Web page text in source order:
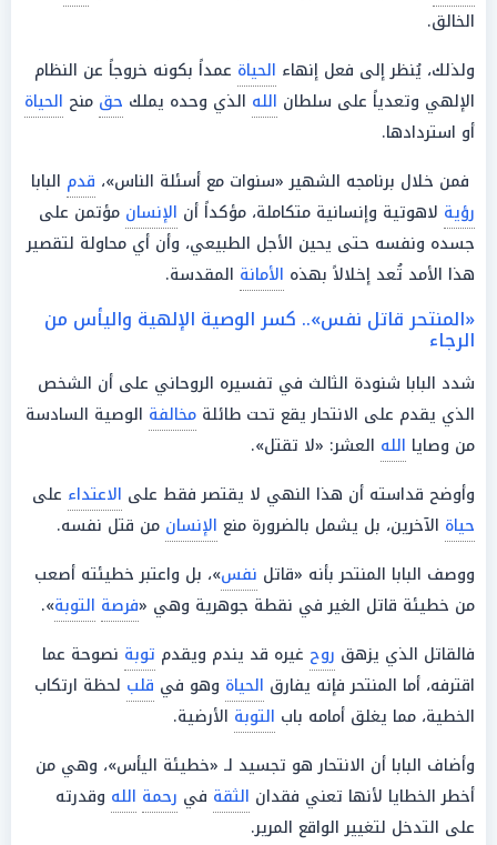
الخالق.
ولذلك، يُنظر إلى فعل إنهاء الحياة عمداً بكونه خروجاً عن النظام
الإلهي وتعدياً على سلطان الله الذي وحده يملك حق منح الحياة
أو استردادها.
فمن خلال برنامجه الشهير «سنوات مع أسئلة الناس»، قدم البابا
رؤية لاهوتية وإنسانية متكاملة، مؤكداً أن الإنسان مؤتمن على
جسده ونفسه حتى يحين الأجل الطبيعي، وأن أي محاولة لتقصير
هذا الأمد تُعد إخلالاً بهذه الأمانة المقدسة.
«المنتحر قاتل نفس».. كسر الوصية الإلهية واليأس من
الرجاء
شدد البابا شنودة الثالث في تفسيره الروحاني على أن الشخص
الذي يقدم على الانتحار يقع تحت طائلة مخالفة الوصية السادسة
من وصايا الله العشر: «لا تقتل».
وأوضح قداسته أن هذا النهي لا يقتصر فقط على الاعتداء على
حياة الآخرين، بل يشمل بالضرورة منع الإنسان من قتل نفسه.
ووصف البابا المنتحر بأنه «قاتل نفس»، بل واعتبر خطيئته أصعب
من خطيئة قاتل الغير في نقطة جوهرية وهي «فرصة التوبة».
فالقاتل الذي يزهق روح غيره قد يندم ويقدم توبة نصوحة عما
اقترفه، أما المنتحر فإنه يفارق الحياة وهو في قلب لحظة ارتكاب
الخطية، مما يغلق أمامه باب التوبة الأرضية.
وأضاف البابا أن الانتحار هو تجسيد لـ «خطيئة اليأس»، وهي من
أخطر الخطايا لأنها تعني فقدان الثقة في رحمة الله وقدرته
على التدخل لتغيير الواقع المرير.